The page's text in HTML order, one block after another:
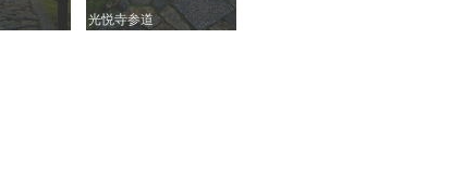
光悦寺参道
光悦寺参道